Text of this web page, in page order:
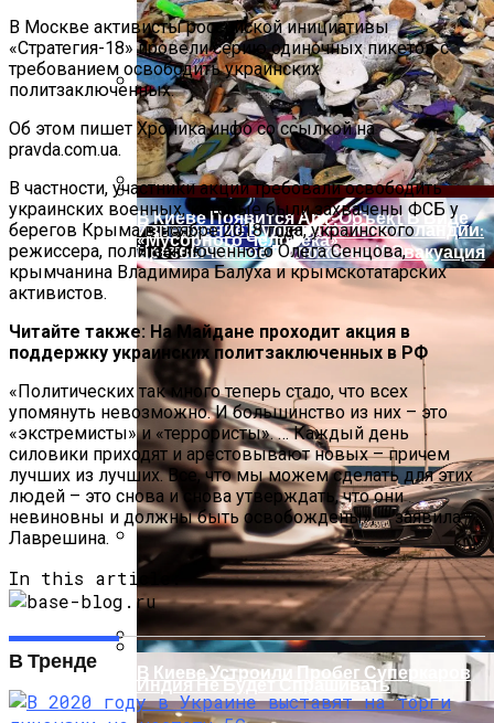
Растущая Концентрация Власти В
Руках Си Цзиньпина: Мир Не Обмануть
Военные Рельсы Спасут Британскую
Экономику?
Извержение Вулкана На Юге Исландии:
Чрезвычайное Положение И Эвакуация
Индия Не Будет Спрашивать
Разрешения На Запуск Моделей ИИ
В Киеве Появится Арт-Объект В Виде
«Мусорного Человека»
В Киеве Устроили Пробег Суперкаров
В Москве активисты российской инициативы
«Стратегия-18» провели серию одиночных пикетов с
требованием освободить украинских
политзаключенных.
Об этом пишет Хроника.инфо со ссылкой на
pravda.com.ua.
В частности, участники акции требовали освободить
украинских военных, которые были захвачены ФСБ у
берегов Крыма в ноябре 2018 года, украинского
режиссера, политзаключенного Олега Сенцова,
крымчанина Владимира Балуха и крымскотатарских
активистов.
Читайте также: На Майдане проходит акция в
поддержку украинских политзаключенных в РФ
«Политических так много теперь стало, что всех
упомянуть невозможно. И большинство из них – это
«экстремисты» и «террористы». … Каждый день
силовики приходят и арестовывают новых – причем
лучших из лучших. Все, что мы можем сделать для этих
людей – это снова и снова утверждать, что они
невиновны и должны быть освобождены», – заявила
Лаврешина.
In this article:
В Тренде